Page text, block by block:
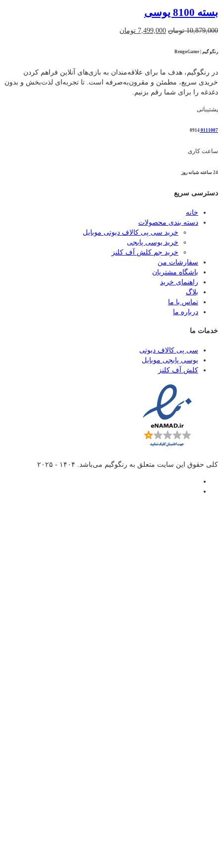
بود.
بسته 8100 یوسی
10,879,000 تومان قیمت
7,499,000 تومان
رنگو گیم | RengoGame
در رنگوگیم، هدف ما برای علاقه‌مندان به بازی‌های آنلاین فراهم کردن
خریدی سریع، مطمئن و مقرون‌به‌صرفه است. تا تجربه‌ای لذت‌بخش و بدون
دغدغه را برای شما رقم بزنیم.
پشتیبانی
0111007
0914
ساعت کاری
24 ساعته شبانه روز
دسترسی سریع
خانه
دسته بندی محصولات
خرید سی پی کالاف دیوتی موبایل
خرید یوسی پابجی
خرید جم کلش آف کلنز
سفارشات من
باشگاه مشتریان
راهنمای خرید
بلاگ
تماس با ما
درباره ما
خدمات ما
سی پی کالاف دیوتی
یوسی پابجی موبایل
کلش آف کلنز
کلی حقوق این سایت متعلق به رنگوگیم می‌باشد. ۱۴۰۴ - ۲۰۲۵